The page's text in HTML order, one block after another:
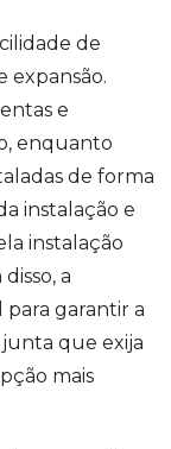
de
expansão.
e
enquanto
de forma
instalação e
instalação
a
garantir a
que exija
mais